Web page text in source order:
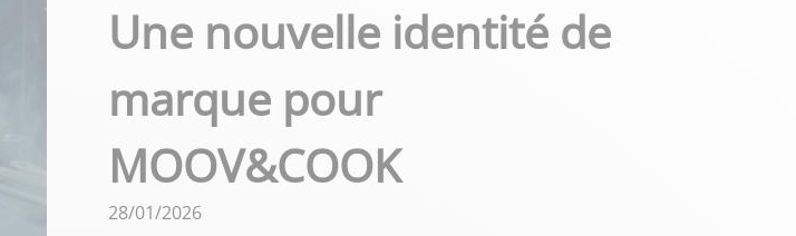
Une nouvelle identité de
marque pour
MOOV&COOK
28/01/2026